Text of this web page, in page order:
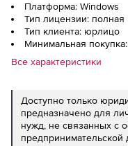
Платформа: Windows
Тип лицензии: полная
Тип клиента: юрлицо
Минимальная
Все характеристики
Доступно только
предназначено для
нужд, не связанных с
предпринимательской